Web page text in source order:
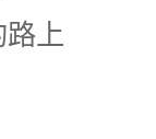
路上